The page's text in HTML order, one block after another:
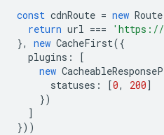
const cdnRoute = new Route
return url ===
'https://
},
new CacheFirst({
plugins :
[
new
statuses : [0, 200]
})
]
}))